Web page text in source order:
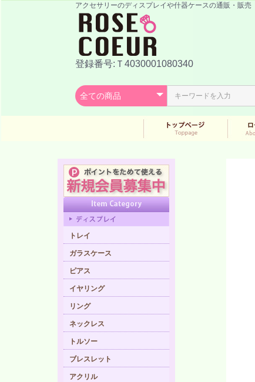
アクセサリーのディスプレイや什器ケースの通販・販売
登録番号:Ｔ4030001080340
トレイ
ガラスケース
ピアス
イヤリング
リング
ネックレス
トルソー
ブレスレット
アクリル